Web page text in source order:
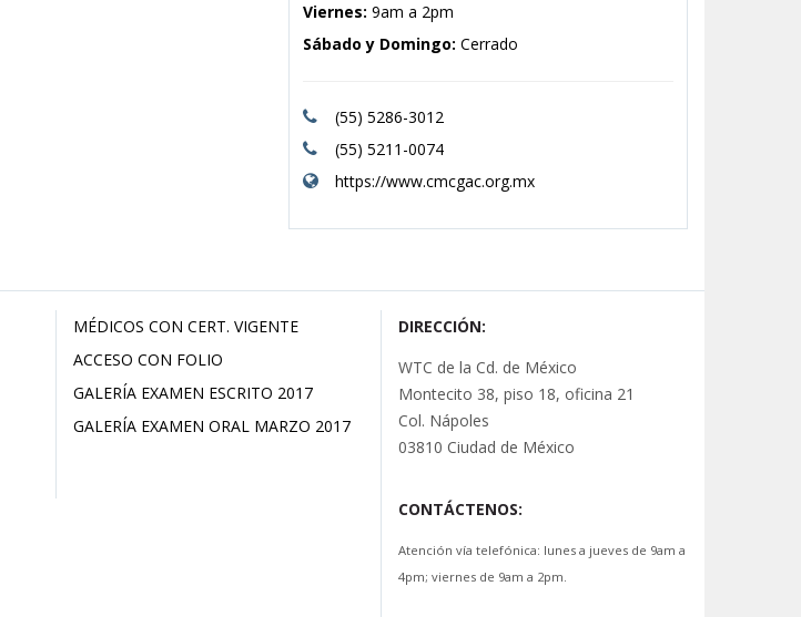
Viernes: 9am a 2pm
Sábado y Domingo: Cerrado
(55) 5286-3012
(55) 5211-0074
https://www.cmcgac.org.mx
MÉDICOS CON CERT. VIGENTE
ACCESO CON FOLIO
GALERÍA EXAMEN ESCRITO 2017
GALERÍA EXAMEN ORAL MARZO 2017
DIRECCIÓN:
WTC de la Cd. de México
Montecito 38, piso 18, oficina 21
Col. Nápoles
03810 Ciudad de México
CONTÁCTENOS:
Atención vía telefónica: lunes a jueves de 9am a
4pm; viernes de 9am a 2pm.